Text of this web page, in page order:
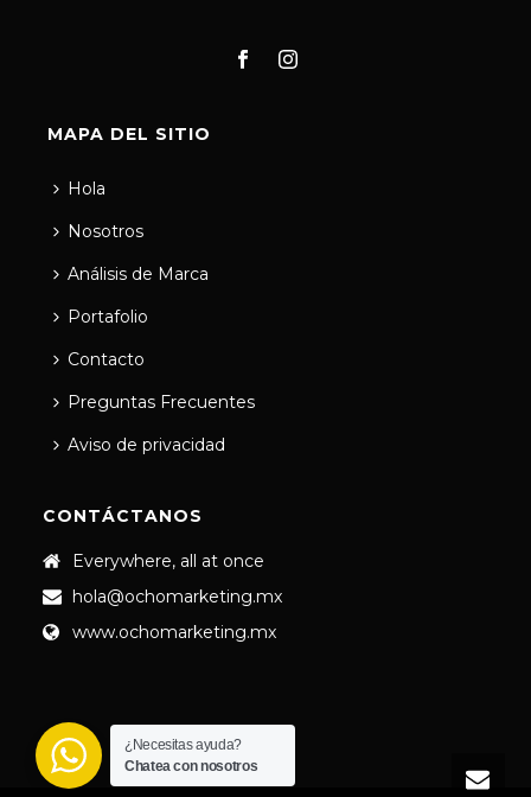
MAPA DEL SITIO
Hola
Nosotros
Análisis de Marca
Portafolio
Contacto
Preguntas Frecuentes
Aviso de privacidad
CONTÁCTANOS
Everywhere, all at once
hola@ochomarketing.mx
www.ochomarketing.mx
¿Necesitas ayuda?
Chatea con nosotros